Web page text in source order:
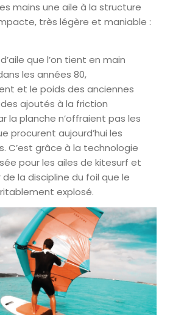
mains une aile à la structure
très légère et maniable :
que l’on tient en main
les années 80,
et le poids des anciennes
ajoutés à la friction
la planche n’offraient pas les
procurent aujourd’hui les
C’est grâce à la technologie
pour les ailes de kitesurf et
de la discipline du foil que le
explosé.